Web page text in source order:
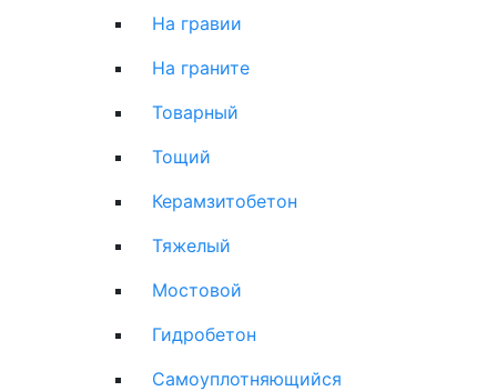
На гравии
На граните
Товарный
Тощий
Керамзитобетон
Тяжелый
Мостовой
Гидробетон
Самоуплотняющийся